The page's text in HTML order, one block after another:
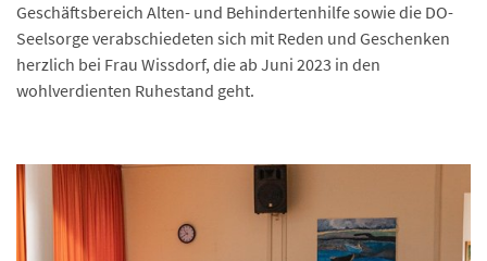
Geschäftsbereich Alten- und Behindertenhilfe sowie die DO-
Seelsorge verabschiedeten sich mit Reden und Geschenken
herzlich bei Frau Wissdorf, die ab Juni 2023 in den
wohlverdienten Ruhestand geht.